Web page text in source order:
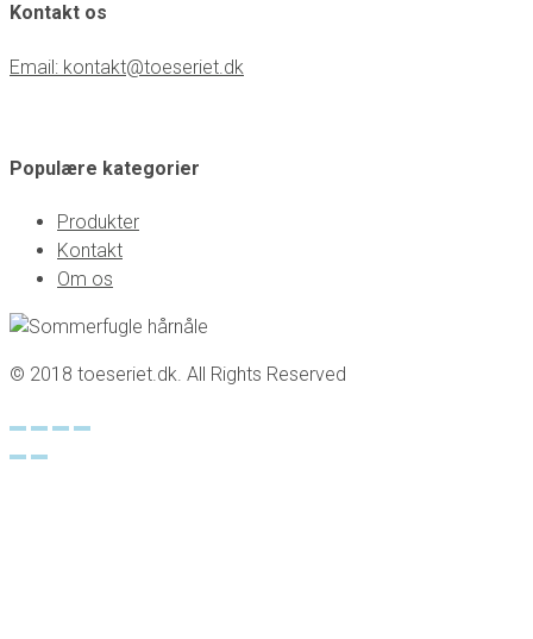
Kontakt os
Email: kontakt@toeseriet.dk
Populære kategorier
Produkter
Kontakt
Om os
© 2018 toeseriet.dk. All Rights Reserved